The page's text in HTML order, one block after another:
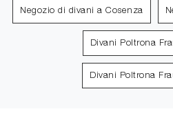
Negozio di divani a Cosenza
Divani Poltrona
Divani Poltrona